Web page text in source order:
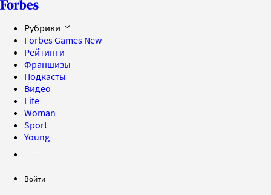
Рубрики
Forbes Games New
Рейтинги
Франшизы
Подкасты
Видео
Life
Woman
Sport
Young
Войти